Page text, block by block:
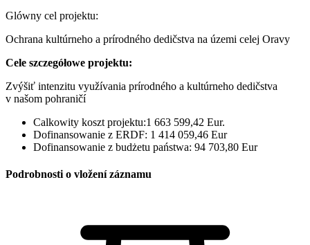
Glówny cel projektu:
Ochrana kultúrneho a prírodného dedičstva na územi celej Oravy
Cele szczegółowe projektu:
Zvýšiť intenzitu využívania prírodného a kultúrneho dedičstva
v našom pohraničí
Calkowity koszt projektu:1 663 599,42 Eur.
Dofinansowanie z ERDF: 1 414 059,46 Eur
Dofinansowanie z budżetu państwa: 94 703,80 Eur
Podrobnosti o vložení záznamu